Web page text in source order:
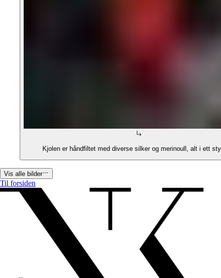
Kjolen er håndfiltet med diverse silker og merinoull, alt i ett
Vis alle bilder
Til forsiden